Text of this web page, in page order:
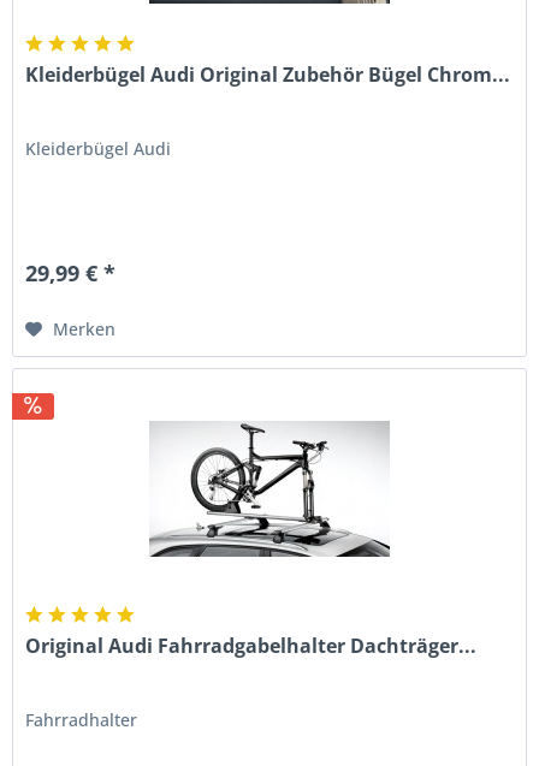
Kleiderbügel Audi Original Zubehör Bügel Chrom...
Kleiderbügel Audi
29,99 € *
Merken
Original Audi Fahrradgabelhalter Dachträger...
Fahrradhalter